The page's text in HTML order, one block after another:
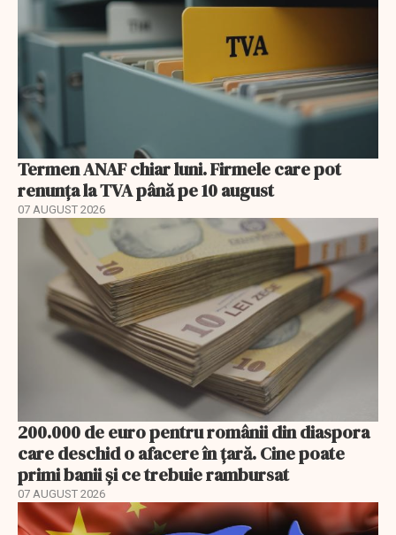
Termen ANAF chiar luni. Firmele care pot
renunța la TVA până pe 10 august
07 AUGUST 2026
200.000 de euro pentru românii din diaspora
care deschid o afacere în țară. Cine poate
primi banii și ce trebuie rambursat
07 AUGUST 2026